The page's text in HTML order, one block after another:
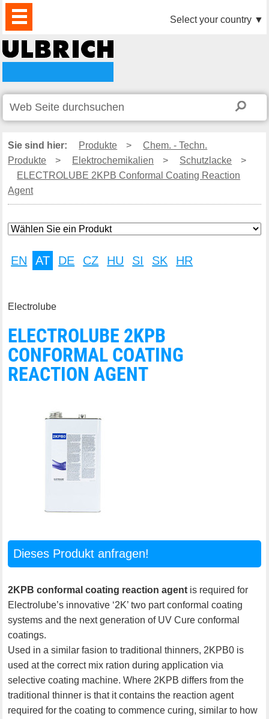
PRODUKTE
AKTUELLES
DOWNLOAD
VIDEO
PARTNER
UNTERNEHMEN
KONTAKTE Select your country ▼
Sie sind hier: Produkte >
Chem. - Techn.
Produkte
> Elektrochemikalien > Schutzlacke
>
ELECTROLUBE 2KPB Conformal Coating Reaction
Agent
EN AT DE CZ HU SI SK HR
Electrolube
ELECTROLUBE 2KPB
CONFORMAL COATING
REACTION AGENT
Dieses Produkt anfragen!
2KPB conformal coating reaction agent is required for
Electrolube’s innovative ‘2K’ two part conformal coating
systems and the next generation of UV Cure conformal
coatings.
Used in a similar fasion to traditional thinners, 2KPB0 is
used at the correct mix ration during application via
selective coating machine. Where 2KPB differs from the
traditional thinner is that it contains the reaction agent
required for the coating to commence curing, similar to how